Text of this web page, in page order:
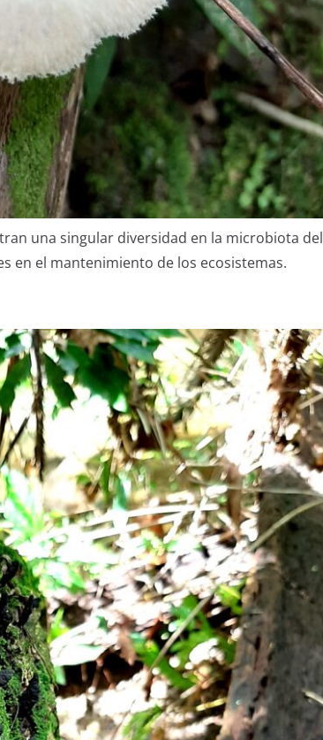
una singular diversidad en la microbiota del
en el mantenimiento de los ecosistemas.